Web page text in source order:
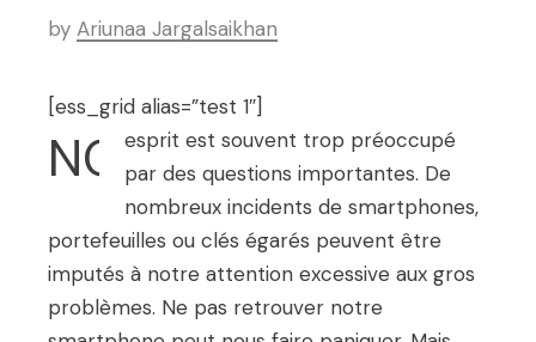
by Ariunaa Jargalsaikhan
[ess_grid alias=”test 1″]
NOTRE
esprit est souvent trop préoccupé
par des questions importantes. De
nombreux incidents de smartphones,
portefeuilles ou clés égarés peuvent être
imputés à notre attention excessive aux gros
problèmes. Ne pas retrouver notre